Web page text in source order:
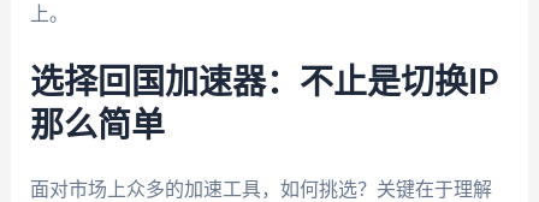
上。
选择回国加速器：不止是切换IP
那么简单
面对市场上众多的加速工具，如何挑选？关键在于理解